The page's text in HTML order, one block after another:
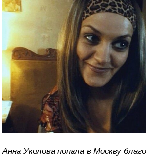
Анна Уколова попала в Москву